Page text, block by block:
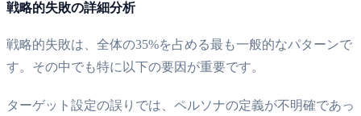
戦略的失敗の詳細分析
戦略的失敗は、全体の35%を占める最も一般的なパターンで
す。その中でも特に以下の要因が重要です。
ターゲット設定の誤りでは、ペルソナの定義が不明確であっ